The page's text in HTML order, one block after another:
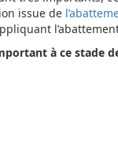
issue de
à ce stade